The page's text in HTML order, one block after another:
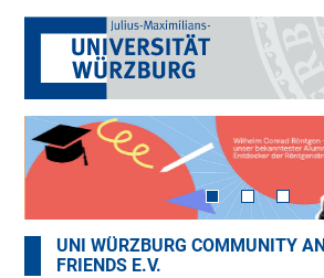
UNI WÜRZBURG COMMUNITY
FRIENDS E.V.